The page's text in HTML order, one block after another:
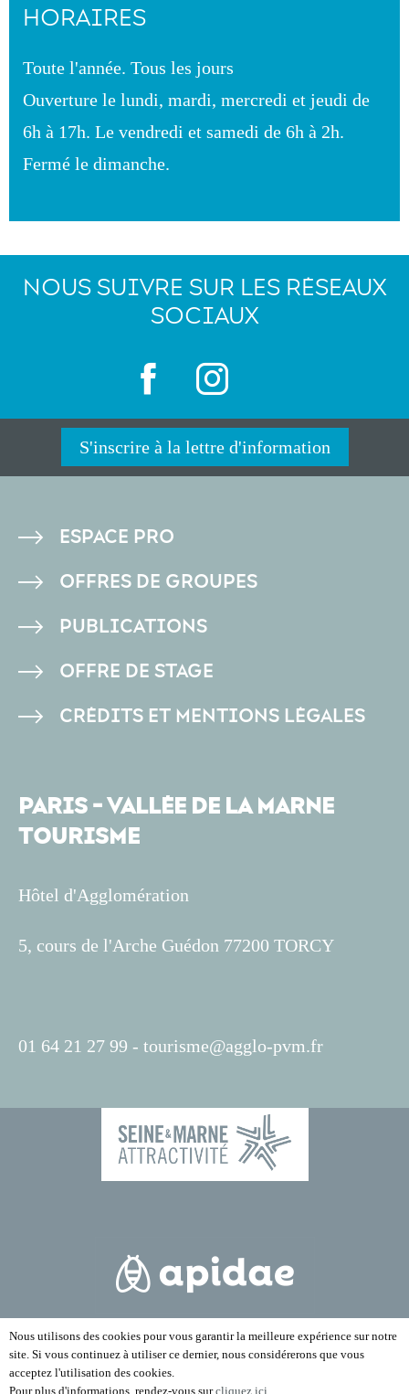
HORAIRES
Toute l'année. Tous les jours
Ouverture le lundi, mardi, mercredi et jeudi de
6h à 17h. Le vendredi et samedi de 6h à 2h.
Fermé le dimanche.
NOUS SUIVRE SUR LES RÉSEAUX
SOCIAUX
S'inscrire à la lettre d'information
PIED
DE
ESPACE PRO
OFFRES DE GROUPES
PUBLICATIONS
OFFRE DE STAGE
CRÉDITS ET MENTIONS LÉGALES
PARIS - VALLÉE DE LA MARNE
TOURISME
Hôtel d'Agglomération
5, cours de l'Arche Guédon 77200 TORCY
01 64 21 27 99 - tourisme@agglo-pvm.fr
Nous utilisons des cookies pour vous garantir la meilleure expérience sur notre
site. Si vous continuez à utiliser ce dernier, nous considérerons que vous
acceptez l'utilisation des cookies.
Pour plus d'informations, rendez-vous surcliquez ici